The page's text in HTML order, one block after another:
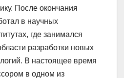
После окончания
в научных
где занимался
разработки новых
В настоящее время
в одном из